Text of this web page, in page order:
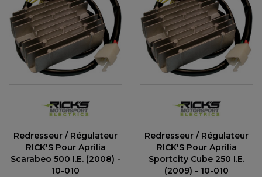
Redresseur / Régulateur
RICK'S Pour Aprilia
Scarabeo 500 I.E. (2008) -
10-010
Redresseur / Régulateur
RICK'S Pour Aprilia
Sportcity Cube 250 I.E.
(2009) - 10-010